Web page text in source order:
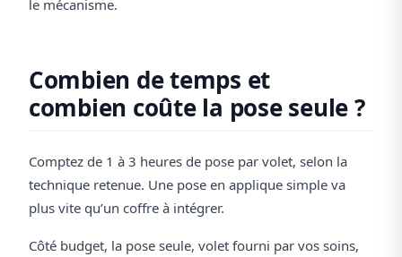
le mécanisme.
Combien de temps et
combien coûte la pose seule ?
Comptez de 1 à 3 heures de pose par volet, selon la
technique retenue. Une pose en applique simple va
plus vite qu’un coffre à intégrer.
Côté budget, la pose seule, volet fourni par vos soins,